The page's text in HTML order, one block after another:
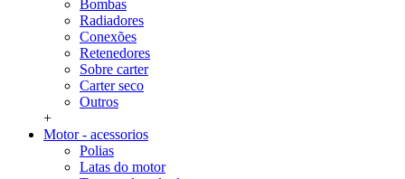
Bombas
Radiadores
Conexões
Retenedores
Sobre carter
Carter seco
Outros
+
Motor - acessorios
Polias
Latas do motor